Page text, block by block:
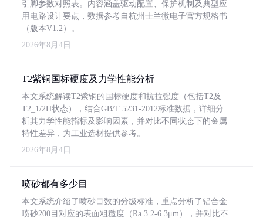
引脚参数对照表。内容涵盖驱动配置、保护机制及典型应
用电路设计要点，数据参考自杭州士兰微电子官方规格书
（版本V1.2）。
2026年8月4日
T2紫铜国标硬度及力学性能分析
本文系统解读T2紫铜的国标硬度和抗拉强度（包括T2及
T2_1/2H状态），结合GB/T 5231-2012标准数据，详细分
析其力学性能指标及影响因素，并对比不同状态下的金属
特性差异，为工业选材提供参考。
2026年8月4日
喷砂都有多少目
本文系统介绍了喷砂目数的分级标准，重点分析了铝合金
喷砂200目对应的表面粗糙度（Ra 3.2-6.3μm），并对比不